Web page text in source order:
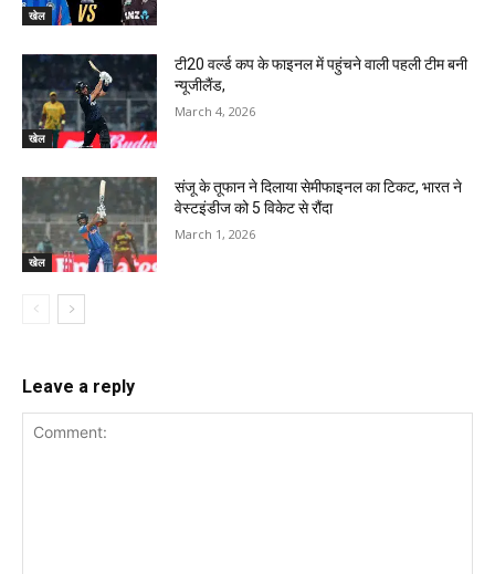
खेल
खेल
टी20 वर्ल्ड कप के फाइनल में पहुंचने वाली पहली टीम बनी
न्यूजीलैंड,
March 4, 2026
खेल
संजू के तूफान ने दिलाया सेमीफाइनल का टिकट, भारत ने
वेस्टइंडीज को 5 विकेट से रौंदा
March 1, 2026
Leave a reply